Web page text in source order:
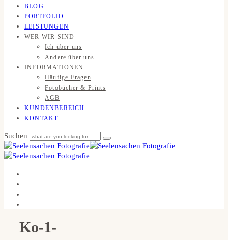
BLOG
PORTFOLIO
LEISTUNGEN
WER WIR SIND
Ich über uns
Andere über uns
INFORMATIONEN
Häufige Fragen
Fotobücher & Prints
AGB
KUNDENBEREICH
KONTAKT
Suchen
Ko-1-